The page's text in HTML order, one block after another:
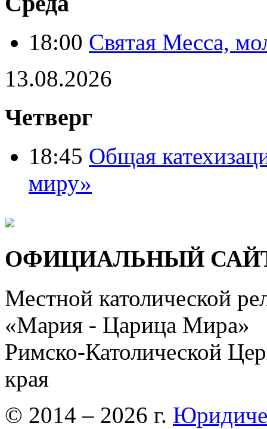
18:00 Святая Месса,
13.08.2026
Четверг
18:45 Общая
миру»
ОФИЦИАЛЬНЫЙ
Местной католической
«Мария - Царица Мира»
Римско-Католической
края
© 2014 – 2026 г.